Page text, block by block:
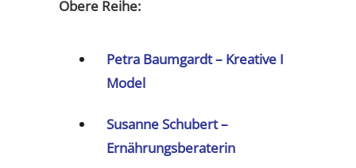
Obere Reihe:
Petra Baumgardt – Kreative I
Model
Susanne Schubert –
Ernährungsberaterin